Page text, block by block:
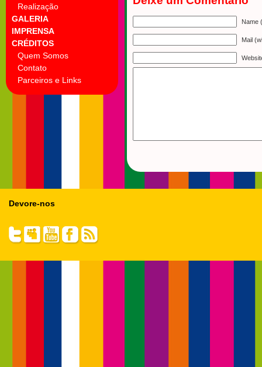
Realização
GALERIA
IMPRENSA
CRÉDITOS
Quem Somos
Contato
Parceiros e Links
Name
Mail
Devore-nos